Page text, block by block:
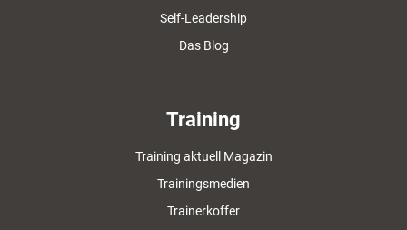
Self-Leadership
Das Blog
Training
Training aktuell Magazin
Trainingsmedien
Trainerkoffer